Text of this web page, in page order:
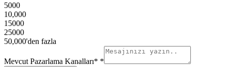
5000
10,000
15000
25000
50,000'den fazla
Mevcut Pazarlama Kanalları* *